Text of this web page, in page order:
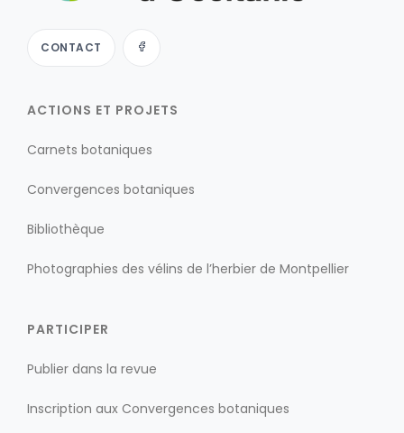
CONTACT
ACTIONS ET PROJETS
Carnets botaniques
Convergences botaniques
Bibliothèque
Photographies des vélins de l’herbier de Montpellier
PARTICIPER
Publier dans la revue
Inscription aux Convergences botaniques